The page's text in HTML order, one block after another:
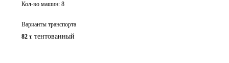
Кол-во машин: 8
Варианты транспорта
82 т тентованный